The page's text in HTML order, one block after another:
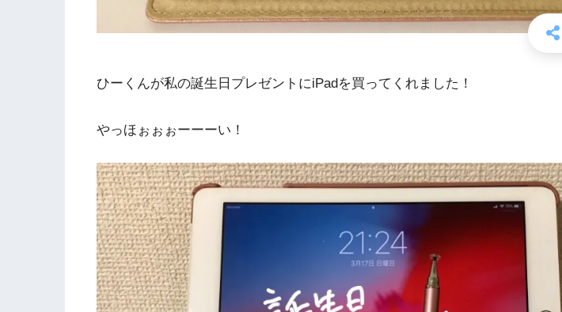
ひーくんが私の誕生日プレゼントにiPadを買ってくれました！
やっほぉぉぉーーーい！